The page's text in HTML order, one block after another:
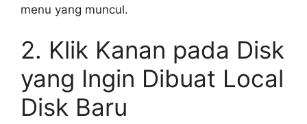
menu yang muncul.
2. Klik Kanan pada Disk
yang Ingin Dibuat Local
Disk Baru